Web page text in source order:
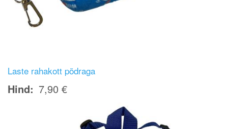
Laste rahakott põdraga
Hind 7,90 €